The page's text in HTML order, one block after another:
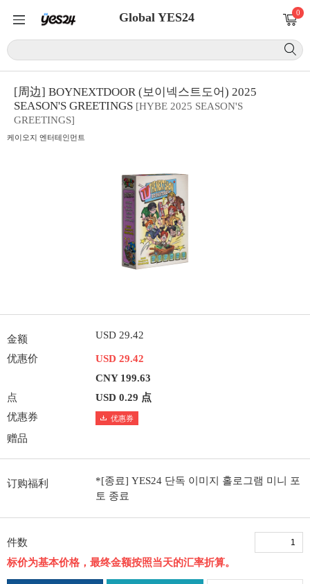
Global YES24 0
[周边] BOYNEXTDOOR (보이넥스트도어) 2025
SEASON'S GREETINGS [HYBE 2025 SEASON'S
GREETINGS]
케이오지 엔터테인먼트
金额 USD 29.42
优惠价
USD 29.42
CNY 199.63
点
USD 0.29 点
优惠券
优惠券
赠品
订购福利
*[종료] YES24 단독 이미지 홀로그램 미니 포
토 종료
件数
标价为基本价格，最终金额按照当天的汇率折算。